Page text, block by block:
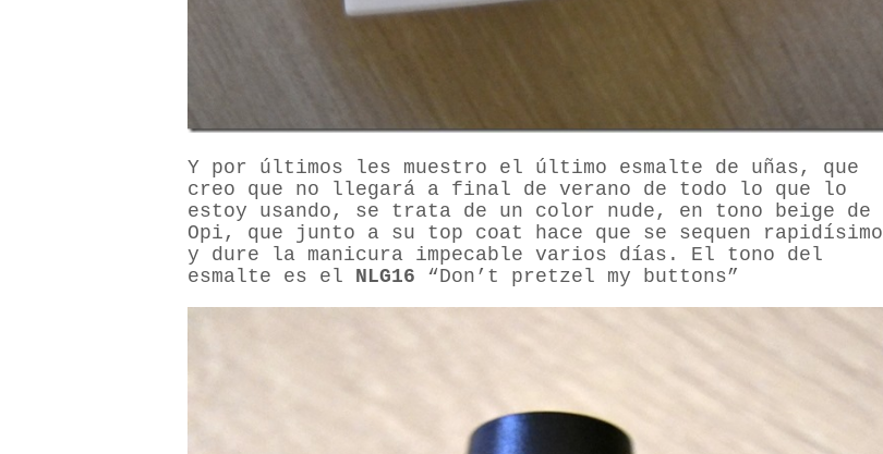
Y por últimos les muestro el último esmalte de uñas, que
creo que no llegará a final de verano de todo lo que lo
estoy usando, se trata de un color nude, en tono beige de
Opi, que junto a su top coat hace que se sequen rapidísimo
y dure la manicura impecable varios días. El tono del
esmalte es el NLG16 “Don’t pretzel my buttons”